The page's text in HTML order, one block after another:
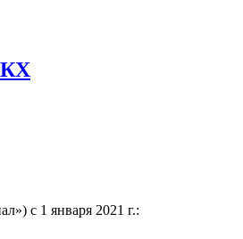
с 1 января 2021 г.: